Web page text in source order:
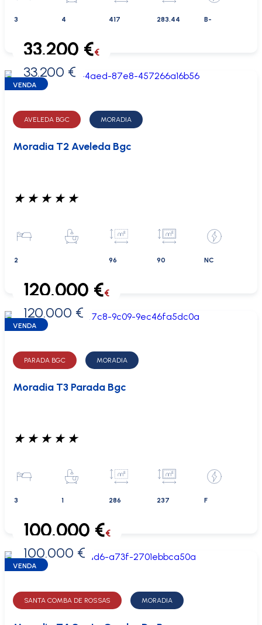
3 4 417 283.44 B-
0 €
33.200 €€
33.200 €
VENDA
AVELEDA BGC MORADIA
Moradia T2 Aveleda Bgc
★ ★ ★ ★ ★
2 96 90 NC
0 €
120.000 €€
120.000 €
VENDA
PARADA BGC MORADIA
Moradia T3 Parada Bgc
★ ★ ★ ★ ★
3 1 286 237 F
0 €
100.000 €€
100.000 €
VENDA
SANTA COMBA DE ROSSAS MORADIA